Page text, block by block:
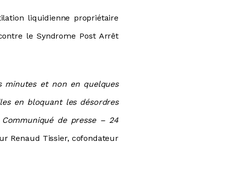
liquidienne propriétaire
le Syndrome Post Arrêt
minutes et non en quelques
en bloquant les désordres
de presse – 24
Renaud Tissier, cofondateur